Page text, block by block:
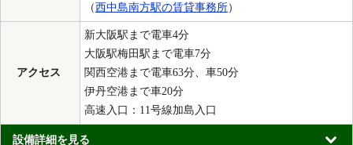
（西中島南方駅の賃貸事務所）
アクセス
新大阪駅まで電車4分
大阪駅梅田駅まで電車7分
関西空港まで電車63分、車50分
伊丹空港まで車20分
高速入口：11号線加島入口
設備詳細を見る